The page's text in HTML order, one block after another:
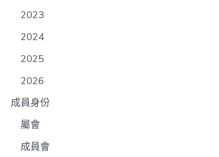
2023
2024
2025
2026
成員身份
屬會
成員會